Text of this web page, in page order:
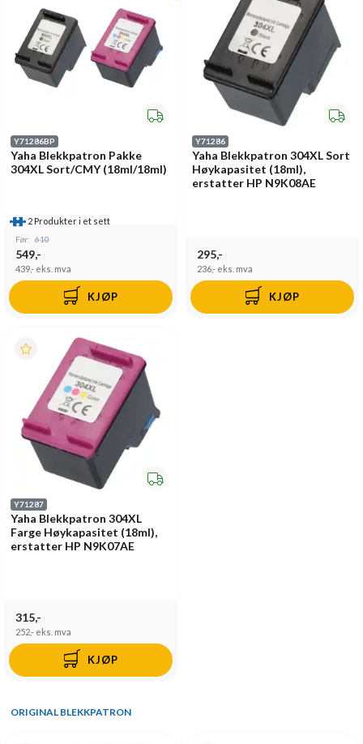
Y71286BP
Yaha Blekkpatron Pakke
304XL Sort/CMY (18ml/18ml)
2 Produkter i et sett
Før: 610
549,-
439,- eks. mva
KJØP
Y71286
Yaha Blekkpatron 304XL Sort
Høykapasitet (18ml),
erstatter HP N9K08AE
295,-
236,- eks. mva
KJØP
Y71287
Yaha Blekkpatron 304XL
Farge Høykapasitet (18ml),
erstatter HP N9K07AE
315,-
252,- eks. mva
KJØP
ORIGINAL BLEKKPATRON